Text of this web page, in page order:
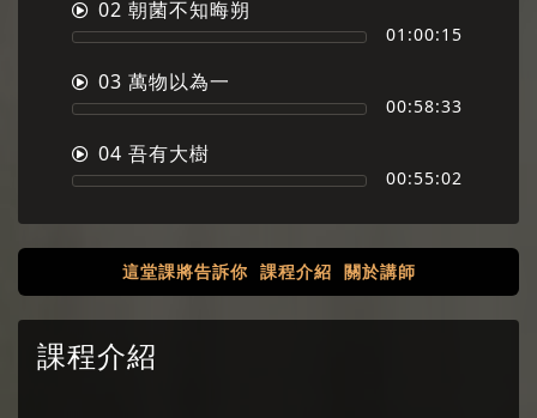
02 朝菌不知晦朔
01:00:15
03 萬物以為一
00:58:33
04 吾有大樹
00:55:02
這堂課將告訴你 課程介紹 關於講師
課程介紹